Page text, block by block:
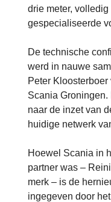
drie meter,
gespecialiseerde
De technische
werd in nauwe
Peter
Scania
naar de inzet van
huidige netwerk
Hoewel Scania in
partner was –
merk – is de
ingegeven door